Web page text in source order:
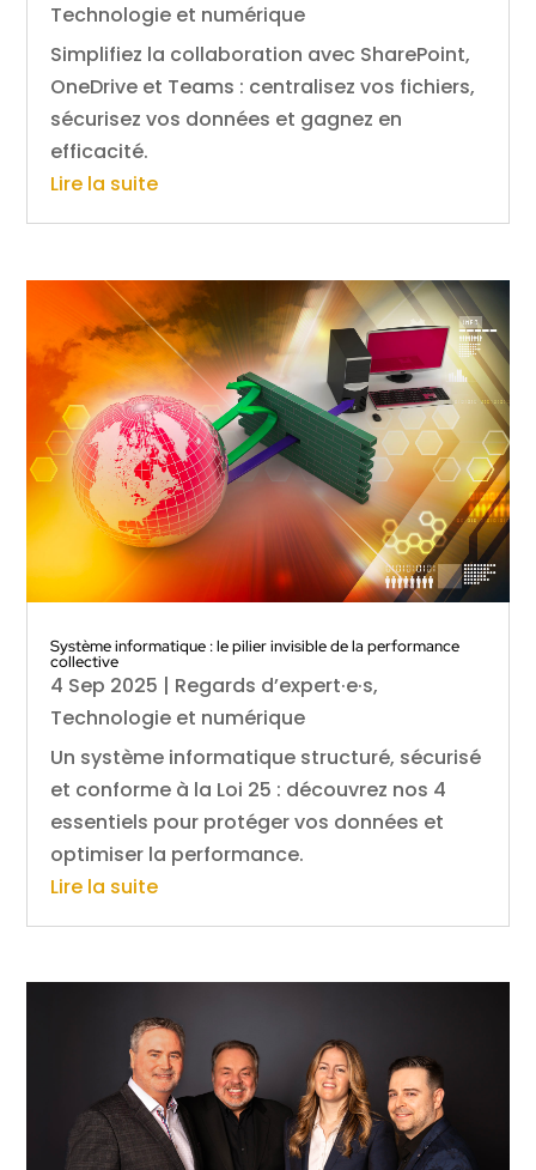
Technologie et numérique
Simplifiez la collaboration avec SharePoint,
OneDrive et Teams : centralisez vos fichiers,
sécurisez vos données et gagnez en
efficacité.
Lire la suite
Système informatique : le pilier invisible de la performance
collective
4 Sep 2025 | Regards d’expert·e·s,
Technologie et numérique
Un système informatique structuré, sécurisé
et conforme à la Loi 25 : découvrez nos 4
essentiels pour protéger vos données et
optimiser la performance.
Lire la suite